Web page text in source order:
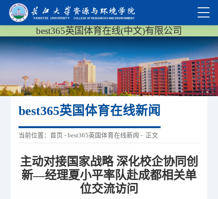
best365英国体育在线(中文)有限公司
best365英国体育在线新闻
当前位置：首页 -best365英国体育在线新闻 - 正文
主动对接国家战略 深化校企协同创
新—经理夏小平率队赴成都相关单
位交流访问